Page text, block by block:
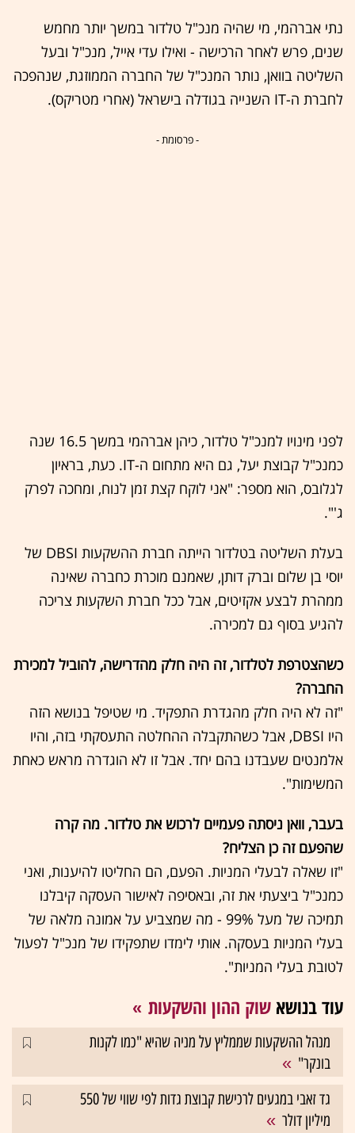
נתי אברהמי, מי שהיה מנכ"ל טלדור במשך יותר מחמש
שנים, פרש לאחר הרכישה - ואילו עדי אייל, מנכ"ל ובעל
השליטה בוואן, נותר המנכ"ל של החברה הממוזגת, שנהפכה
לחברת ה-IT השנייה בגודלה בישראל (אחרי מטריקס).
- פרסומת -
לפני מינויו למנכ"ל טלדור, כיהן אברהמי במשך 16.5 שנה
כמנכ"ל קבוצת יעל, גם היא מתחום ה-IT. כעת, בראיון
לגלובס, הוא מספר: "אני לוקח קצת זמן לנוח, ומחכה לפרק
ג'".
בעלת השליטה בטלדור הייתה חברת ההשקעות DBSI של
יוסי בן שלום וברק דותן, שאמנם מוכרת כחברה שאינה
ממהרת לבצע אקזיטים, אבל ככל חברת השקעות צריכה
להגיע בסוף גם למכירה.
כשהצטרפת לטלדור, זה היה חלק מהדרישה, להוביל למכירת
החברה?
"זה לא היה חלק מהגדרת התפקיד. מי שטיפל בנושא הזה
היו DBSI, אבל כשהתקבלה ההחלטה התעסקתי בזה, והיו
אלמנטים שעבדנו בהם יחד. אבל זו לא הוגדרה מראש כאחת
המשימות".
בעבר, וואן ניסתה פעמיים לרכוש את טלדור. מה קרה
שהפעם זה כן הצליח?
"זו שאלה לבעלי המניות. הפעם, הם החליטו להיענות, ואני
כמנכ"ל ביצעתי את זה, ובאסיפה לאישור העסקה קיבלנו
תמיכה של מעל 99% - מה שמצביע על אמונה מלאה של
בעלי המניות בעסקה. אותי לימדו שתפקידו של מנכ"ל לפעול
לטובת בעלי המניות".
עוד בנושא שוק ההון והשקעות
מנהל ההשקעות שממליץ על מניה שהיא "כמו לקנות
בונקר"
גד זאבי במגעים לרכישת קבוצת גדות לפי שווי של 550
מיליון דולר